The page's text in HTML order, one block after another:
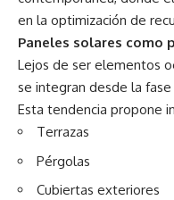
en la optimización de
Paneles solares como
Lejos de ser elementos
se integran desde la
Esta tendencia propone
Terrazas
Pérgolas
Cubiertas exteriores